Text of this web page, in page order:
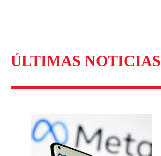
ÚLTIMAS NOTICIAS